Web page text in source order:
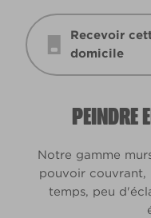
Recevoir
domicile
PEINDRE
Notre gamme
pouvoir couvrant,
temps, peu